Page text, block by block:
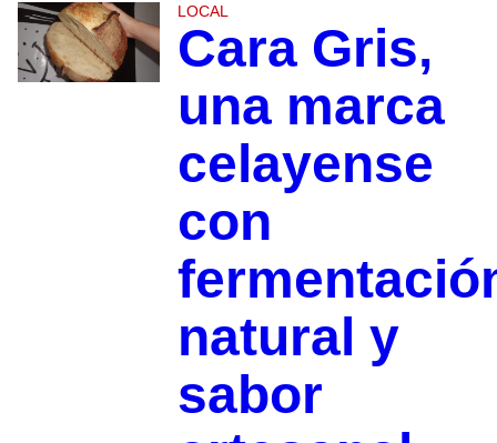
LOCAL
Cara Gris,
una marca
celayense
con
natural y
sabor